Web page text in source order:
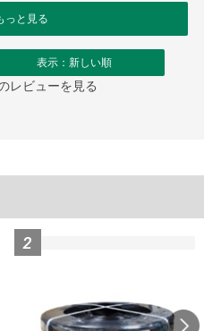
っと見る
表示：新しい順
レビューを見る